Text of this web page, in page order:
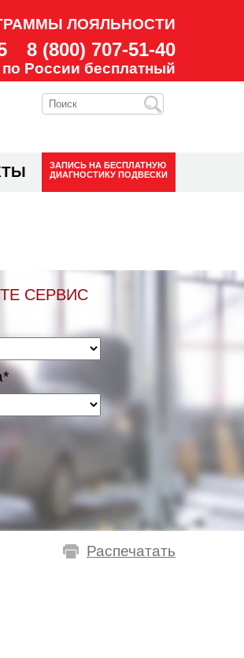
ЛОЯЛЬНОСТИ
8 (800) 707-51-40
России бесплатный
ЗАПИСЬ НА БЕСПЛАТНУЮ
ДИАГНОСТИКУ ПОДВЕСКИ
СЕРВИС
Распечатать